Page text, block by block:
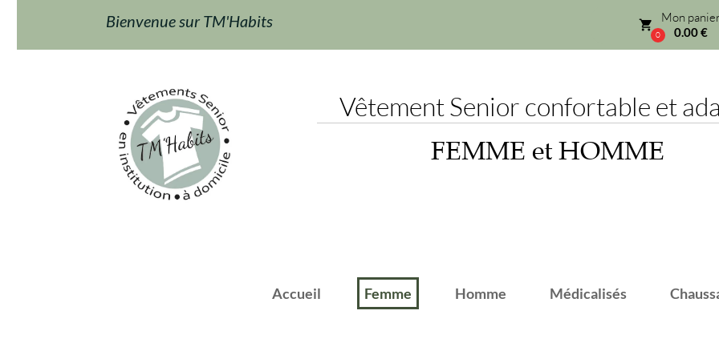
0
Mon panier
0.00 €
Bienvenue sur TM'Habits
Vêtement Senior confortable et
FEMME et HOMME
Accueil Femme Homme Médicalisés